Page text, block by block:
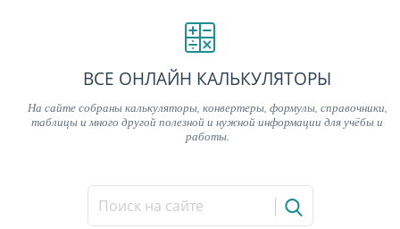
ВСЕ ОНЛАЙН КАЛЬКУЛЯТОРЫ
На сайте собраны калькуляторы, конвертеры, формулы, справочники,
таблицы и много другой полезной и нужной информации для учёбы и
работы.